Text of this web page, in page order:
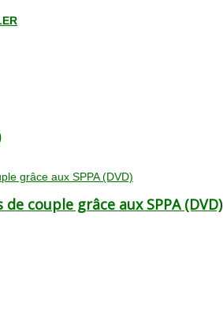
couple grâce aux SPPA (DVD)